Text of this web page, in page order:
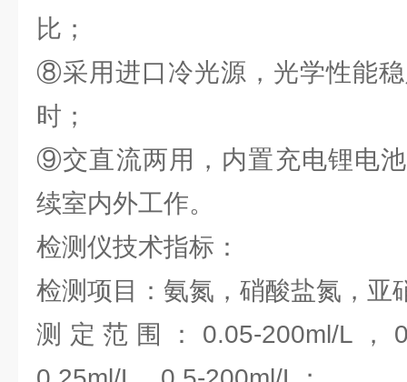
比；
⑧采用进口冷光源，光学性能
时；
⑨交直流两用，内置充电锂电
续室内外工作。
检测仪技术指标：
检测项目：氨氮，硝酸盐氮，亚
测定范围：0.05-200ml/L，